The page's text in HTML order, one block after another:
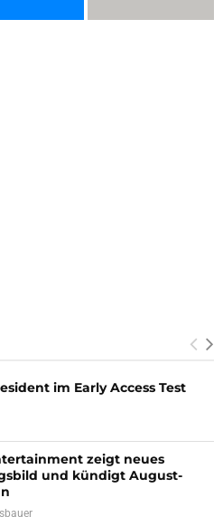
im Early Access Test
zeigt neues
und kündigt August-